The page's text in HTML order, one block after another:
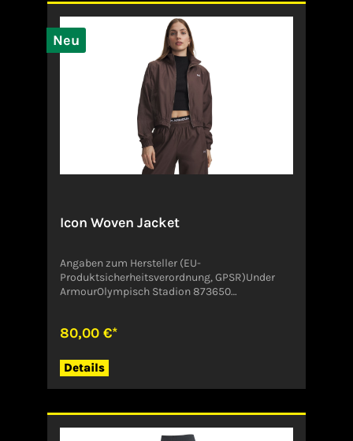
Neu
Icon Woven Jacket
Angaben zum Hersteller (EU-
Produktsicherheitsverordnung, GPSR)Under
ArmourOlympisch Stadion 873650
80,00 €*
Details